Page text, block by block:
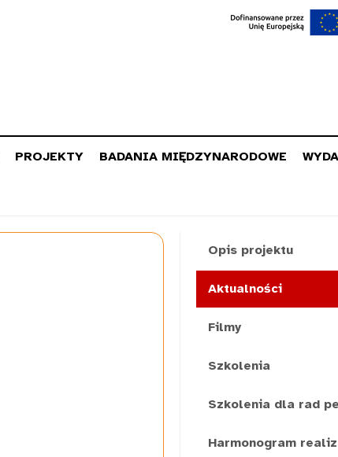
PROJEKTY BADANIA MIĘDZYNARODOWE
Opis projektu
Aktualności
Filmy
Szkolenia
Szkolenia dla rad
Harmonogram